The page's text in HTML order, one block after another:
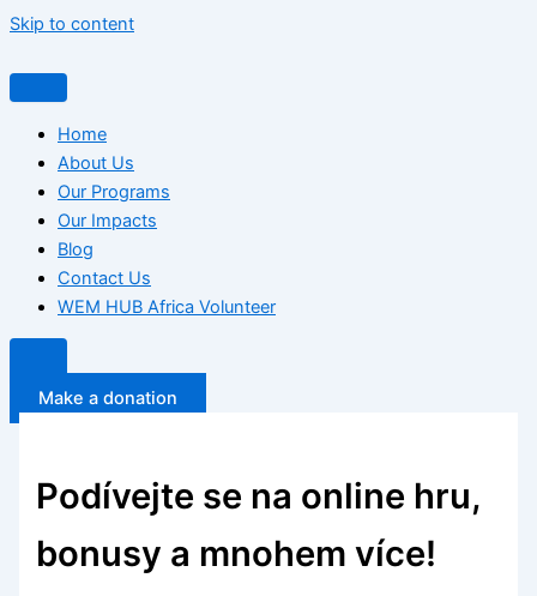
Skip to content
Home
About Us
Our Programs
Our Impacts
Blog
Contact Us
WEM HUB Africa Volunteer
Make a donation
Podívejte se na online hru,
bonusy a mnohem více!